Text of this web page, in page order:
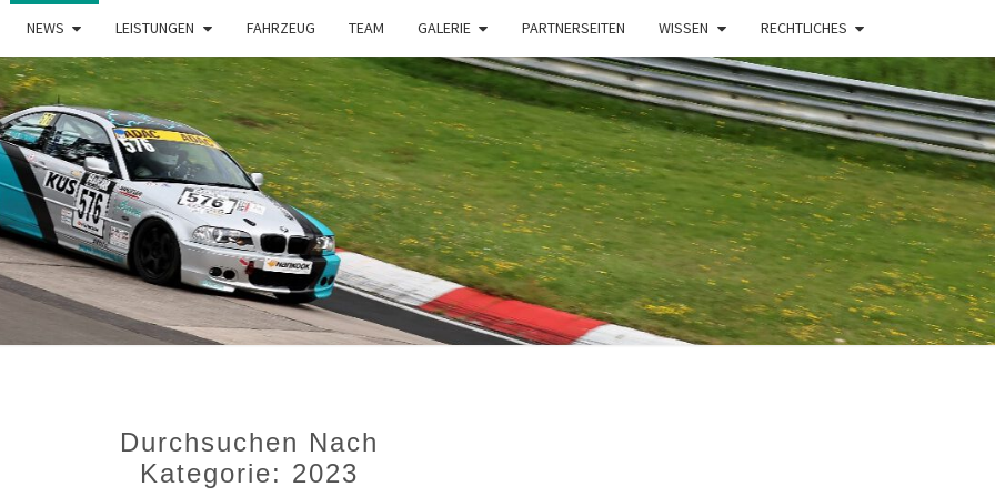
NEWS LEISTUNGEN FAHRZEUG TEAM GALERIE PARTNERSEITEN WISSEN RECHTLICHES
HF
RACING
Privates
Motorsportprojekt
Von Sven
Hoffmann & Team
Durchsuchen Nach
Kategorie: 2023